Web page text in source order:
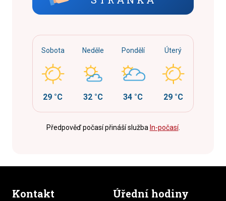
Sobota
29 °C
Neděle
32 °C
Pondělí
34 °C
Úterý
29 °C
Předpověď počasí přináší služba In-počasí.
Kontakt Úřední hodiny